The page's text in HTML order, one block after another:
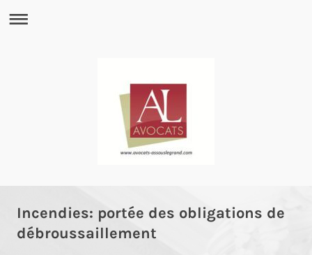
Incendies: portée des obligations de
débroussaillement